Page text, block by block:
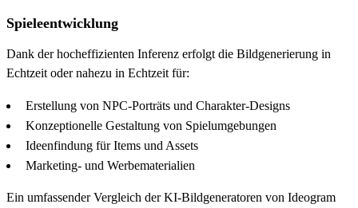
Spieleentwicklung
Dank der hocheffizienten Inferenz erfolgt die Bildgenerierung in
Echtzeit oder nahezu in Echtzeit für:
Erstellung von NPC-Porträts und Charakter-Designs
Konzeptionelle Gestaltung von Spielumgebungen
Ideenfindung für Items und Assets
Marketing- und Werbematerialien
Ein umfassender Vergleich der KI-Bildgeneratoren von Ideogram